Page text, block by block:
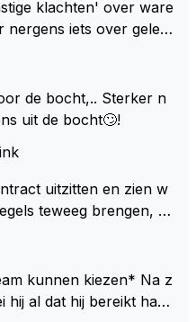
klachten' over ware
nergens iets over gelez
de bocht,.. Sterker n
uit de bocht🙄!
uitzitten en zien w
teweeg brengen, al
gezin. hij kan dan zelf
wil doen en is ook
meer vast aan een c
kunnen kiezen* Na z